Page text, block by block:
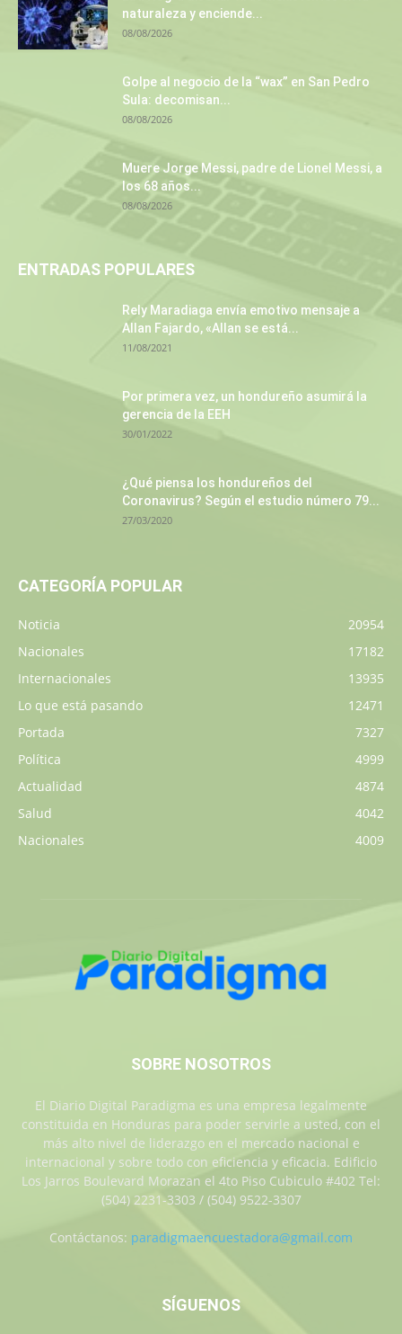
naturaleza y enciende...
08/08/2026
Golpe al negocio de la “wax” en San Pedro
Sula: decomisan...
08/08/2026
Muere Jorge Messi, padre de Lionel Messi, a
los 68 años...
08/08/2026
ENTRADAS POPULARES
Rely Maradiaga envía emotivo mensaje a
Allan Fajardo, «Allan se está...
11/08/2021
Por primera vez, un hondureño asumirá la
gerencia de la EEH
30/01/2022
¿Qué piensa los hondureños del
Coronavirus? Según el estudio número 79...
27/03/2020
CATEGORÍA POPULAR
Noticia
20954
Nacionales
17182
Internacionales
13935
Lo que está pasando
12471
Portada
7327
Política
4999
Actualidad
4874
Salud
4042
Nacionales
4009
SOBRE NOSOTROS
El Diario Digital Paradigma es una empresa legalmente
constituida en Honduras para poder servirle a usted, con el
más alto nivel de liderazgo en el mercado nacional e
internacional y sobre todo con eficiencia y eficacia. Edificio
Los Jarros Boulevard Morazan el 4to Piso Cubiculo #402 Tel:
(504) 2231-3303 / (504) 9522-3307
Contáctanos: paradigmaencuestadora@gmail.com
SÍGUENOS